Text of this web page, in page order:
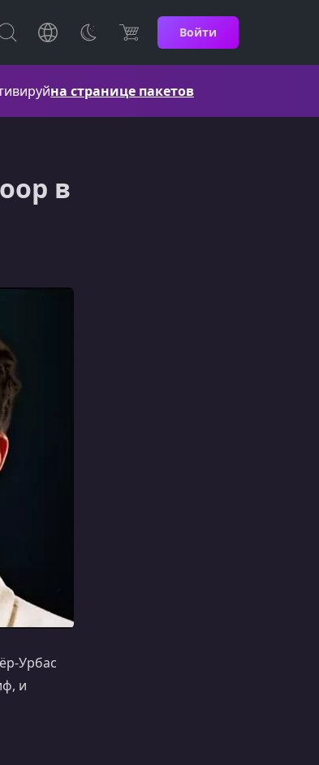
Войти
на странице пакетов
в
Урбас
и